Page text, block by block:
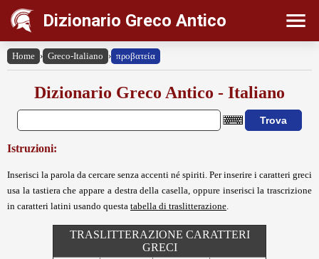
Dizionario Greco Antico
Home › Greco-Italiano › προβατεία
Dizionario Greco Antico - Italiano
Istruzioni:
Inserisci la parola da cercare senza accenti né spiriti. Per inserire i caratteri greci
usa la tastiera che appare a destra della casella, oppure inserisci la trascrizione
in caratteri latini usando questa tabella di traslitterazione
TRASLITTERAZIONE CARATTERI
GRECI